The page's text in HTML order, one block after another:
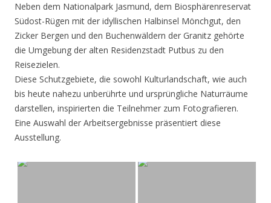
Neben dem Nationalpark Jasmund, dem Biosphärenreservat
Südost-Rügen mit der idyllischen Halbinsel Mönchgut, den
Zicker Bergen und den Buchenwäldern der Granitz gehörte
die Umgebung der alten Residenzstadt Putbus zu den
Reisezielen.
Diese Schutzgebiete, die sowohl Kulturlandschaft, wie auch
bis heute nahezu unberührte und ursprüngliche Naturräume
darstellen, inspirierten die Teilnehmer zum Fotografieren.
Eine Auswahl der Arbeitsergebnisse präsentiert diese
Ausstellung.